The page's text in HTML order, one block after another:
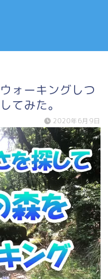
ォーキングしつ
てみた。
2020年6月9日